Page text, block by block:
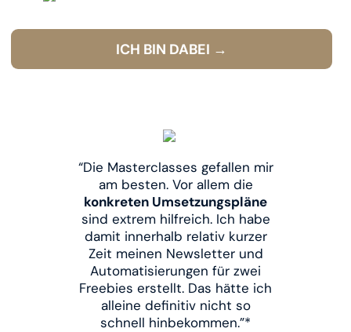
ICH BIN DABEI →
“Die Masterclasses gefallen mir
am besten. Vor allem die
konkreten Umsetzungspläne
sind extrem hilfreich. Ich habe
damit innerhalb relativ kurzer
Zeit meinen Newsletter und
Automatisierungen für zwei
Freebies erstellt. Das hätte ich
alleine definitiv nicht so
schnell hinbekommen.”*